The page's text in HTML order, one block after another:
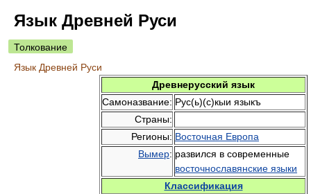
Язык Древней Руси
Толкование
Язык Древней Руси
Древнерусский язык
Самоназвание: Рус(ь)(с)кыи языкъ
Страны:
Регионы: Восточная Европа
Вымер: развился в современные
восточнославянские языки
Классификация